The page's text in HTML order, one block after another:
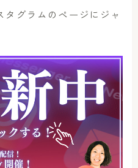
グラムのページにジャ